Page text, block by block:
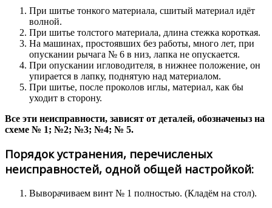
При шитье тонкого материала, сшитый материал идёт
волной.
При шитье толстого материала, длина стежка короткая.
На машинах, простоявших без работы, много лет, при
опускании рычага № 6 в низ, лапка не опускается.
При опускании игловодителя, в нижнее положение, он
упирается в лапку, поднятую над материалом.
При шитье, после проколов иглы, материал, как бы
уходит в сторону.
Все эти неисправности, зависят от деталей, обозначеныз на
схеме № 1; №2; №3; №4; № 5.
Порядок устранения, перечисленых
неисправностей, одной общей настройкой:
Выворачиваем винт № 1 полностью. (Кладём на стол).